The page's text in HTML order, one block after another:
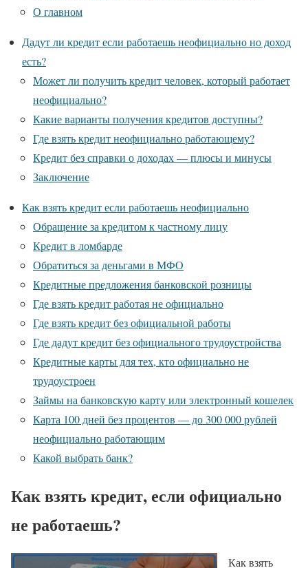
О главном
Дадут ли кредит если работаешь неофициально но доход
есть?
Может ли получить кредит человек, который работает
неофициально?
Какие варианты получения кредитов доступны?
Где взять кредит неофициально работающему?
Кредит без справки о доходах — плюсы и минусы
Заключение
Как взять кредит если работаешь неофициально
Обращение за кредитом к частному лицу
Кредит в ломбарде
Обратиться за деньгами в МФО
Кредитные предложения банковской розницы
Где взять кредит работая не официально
Где взять кредит без официальной работы
Где дадут кредит без официального трудоустройства
Кредитные карты для тех, кто официально не
трудоустроен
Займы на банковскую карту или электронный кошелек
Карта 100 дней без процентов — до 300 000 рублей
неофициально работающим
Какой выбрать банк?
Как взять кредит, если официально
не работаешь?
Как взять